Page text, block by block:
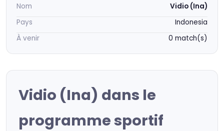
Nom
Vidio (Ina)
Pays
Indonesia
À venir
0 match(s)
Vidio (Ina) dans le
programme sportif